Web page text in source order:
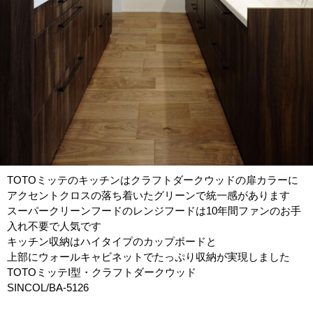
TOTOミッテのキッチンはクラフトダークウッドの扉カラーに
アクセントクロスの落ち着いたグリーンで統一感があります
スーパークリーンフードのレンジフードは10年間ファンのお手
入れ不要で人気です
キッチン収納はハイタイプのカップボードと
上部にウォールキャビネットでたっぷり収納が実現しました
TOTOミッテI型・クラフトダークウッド
SINCOL/BA-5126